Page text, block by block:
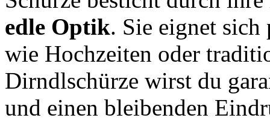
edle Optik. Sie eignet sich
wie Hochzeiten oder
Dirndlschürze wirst du
und einen bleibenden